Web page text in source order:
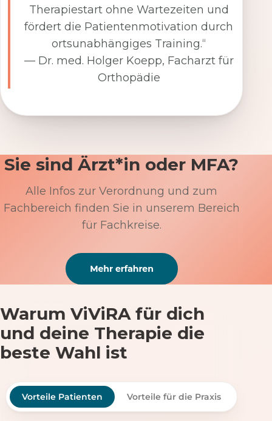
Therapiestart ohne Wartezeiten und
fördert die Patientenmotivation durch
ortsunabhängiges Training.“
— Dr. med. Holger Koepp, Facharzt für
Orthopädie
Sie sind Ärzt*in oder MFA?
Alle Infos zur Verordnung und zum
Fachbereich finden Sie in unserem Bereich
für Fachkreise.
Warum ViViRA für dich
und deine Therapie die
beste Wahl ist
Vorteile Patienten Vorteile für die Praxis